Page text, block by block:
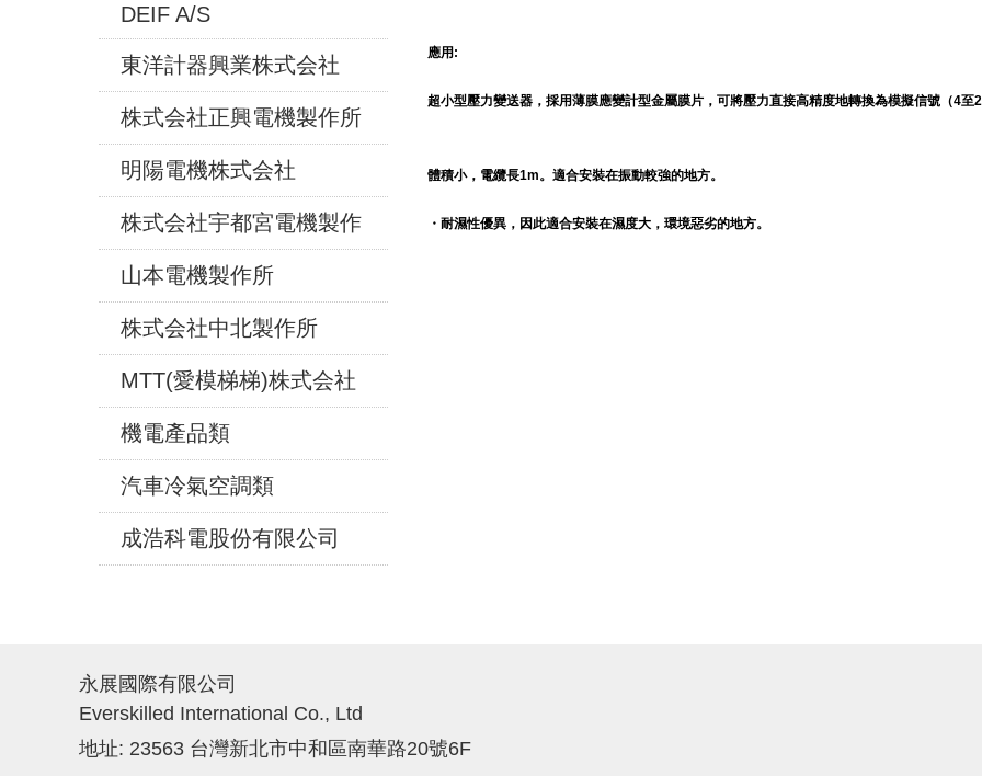
DEIF A/S
東洋計器興業株式会社
株式会社正興電機製作所
明陽電機株式会社
株式会社宇都宮電機製作
山本電機製作所
株式会社中北製作所
MTT(愛模梯梯)株式会社
機電產品類
汽車冷氣空調類
成浩科電股份有限公司
應用:
超小型壓力變送器，採用薄膜應變計型金屬膜片，可將壓力直接高精度地轉換為模擬信號（4至
體積小，電纜長1m。適合安裝在振動較強的地方。
・耐濕性優異，因此適合安裝在濕度大，環境惡劣的地方。
永展國際有限公司
Everskilled International Co., Ltd
地址: 23563 台灣新北市中和區南華路20號6F